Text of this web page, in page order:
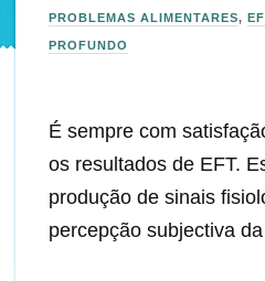
PROBLEMAS ALIMENTARES,
PROFUNDO
É sempre com
os resultados de EFT.
produção de sinais
percepção subjectiva